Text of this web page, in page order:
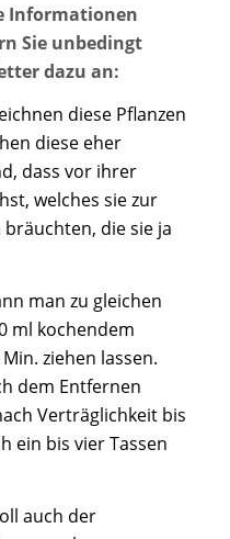
Informationen
Sie unbedingt
dazu an:
diese Pflanzen
diese eher
dass vor ihrer
welches sie zur
die sie ja
man zu gleichen
ml kochendem
ziehen lassen.
dem Entfernen
Verträglichkeit bis
ein bis vier Tassen
auch der